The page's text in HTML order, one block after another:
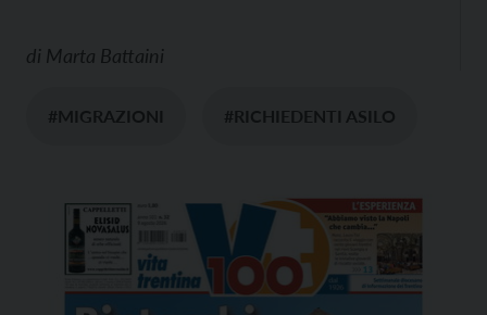
di Marta Battaini
#MIGRAZIONI #RICHIEDENTI ASILO